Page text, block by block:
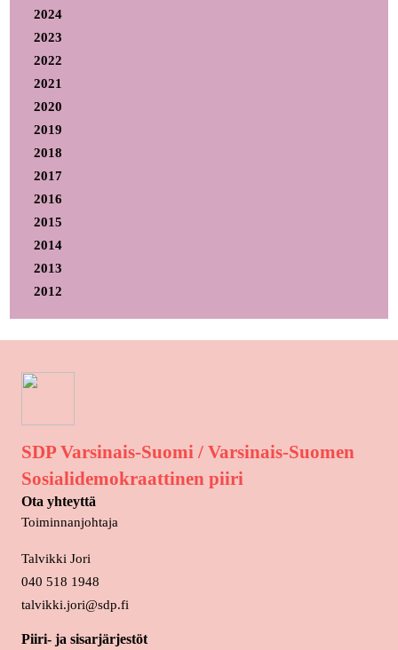
2024
2023
2022
2021
2020
2019
2018
2017
2016
2015
2014
2013
2012
SDP Varsinais-Suomi / Varsinais-Suomen
Sosialidemokraattinen piiri
Ota yhteyttä
Toiminnanjohtaja
Talvikki Jori
040 518 1948
talvikki.jori@sdp.fi
Piiri- ja sisarjärjestöt